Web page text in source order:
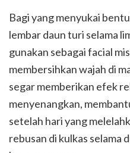
Bagi yang menyukai
lembar daun turi selama
gunakan sebagai facial
membersihkan wajah di
segar memberikan efek
menyenangkan,
setelah hari yang
rebusan di kulkas selama